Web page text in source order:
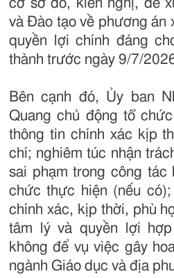
và Đào tạo về phương án
quyền lợi chính đáng
thành trước ngày 9/7/
Bên cạnh đó, Ủy ban
Quang chủ động tổ
thông tin chính xác kịp
chí; nghiêm túc nhận
sai phạm trong công tác
chức thực hiện (nếu
chính xác, kịp thời, phù
tâm lý và quyền lợi
không để vụ việc gây
ngành Giáo dục và địa